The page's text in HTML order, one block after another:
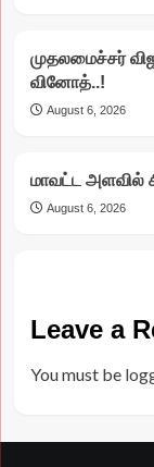
முதலமைச்சர்
வினோத்..!
August 6, 2026
மாவட்ட அளவில்
August 6, 2026
Leave a
You must be